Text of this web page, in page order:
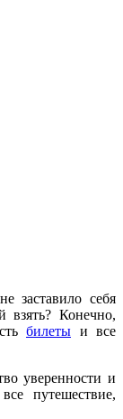
заставило себя
взять? Конечно,
билеты и все
уверенности и
путешествие,